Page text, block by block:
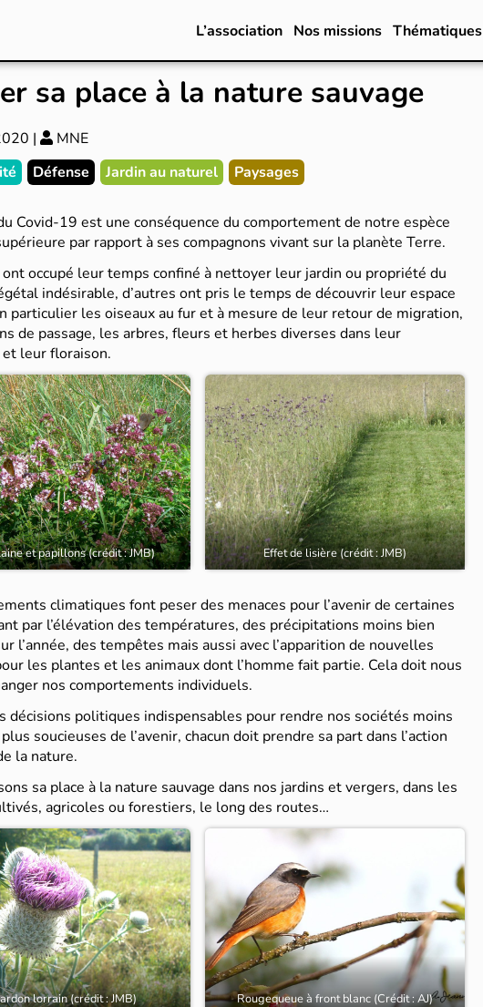
L’association Nos missions Thématiques
sa place à la nature sauvage
|
MNE
Défense Jardin au naturel Paysages
Covid-19 est une conséquence du comportement de notre espèce
par rapport à ses compagnons vivant sur la planète Terre.
occupé leur temps confiné à nettoyer leur jardin ou propriété du
indésirable, d’autres ont pris le temps de découvrir leur espace
particulier les oiseaux au fur et à mesure de leur retour de migration,
de passage, les arbres, fleurs et herbes diverses dans leur
et leur floraison.
et papillons (crédit : JMB) Effet de lisière (crédit : JMB)
climatiques font peser des menaces pour l’avenir de certaines
par l’élévation des températures, des précipitations moins bien
l’année, des tempêtes mais aussi avec l’apparition de nouvelles
les plantes et les animaux dont l’homme fait partie. Cela doit nous
nos comportements individuels.
décisions politiques indispensables pour rendre nos sociétés moins
soucieuses de l’avenir, chacun doit prendre sa part dans l’action
la nature.
sa place à la nature sauvage dans nos jardins et vergers, dans les
agricoles ou forestiers, le long des routes…
lorrain (crédit : JMB) Rougequeue à front blanc (Crédit : AJ)